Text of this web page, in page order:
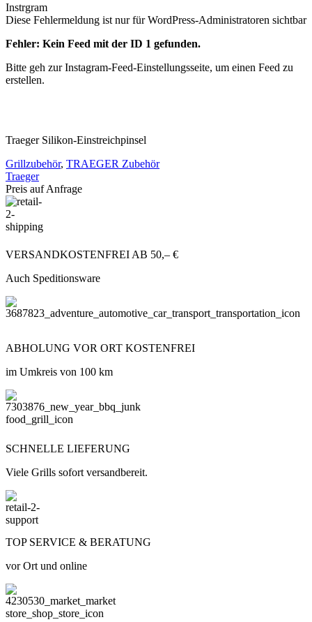
Instrgram
Diese Fehlermeldung ist nur für WordPress-Administratoren sichtbar
Fehler: Kein Feed mit der ID 1 gefunden.
Bitte geh zur Instagram-Feed-Einstellungsseite, um einen Feed zu
erstellen.
Traeger Silikon-Einstreichpinsel
Grillzubehör, TRAEGER Zubehör
Traeger
Preis auf Anfrage
VERSANDKOSTENFREI AB 50,– €
Auch Speditionsware
ABHOLUNG VOR ORT KOSTENFREI
im Umkreis von 100 km
SCHNELLE LIEFERUNG
Viele Grills sofort versandbereit.
TOP SERVICE & BERATUNG
vor Ort und online